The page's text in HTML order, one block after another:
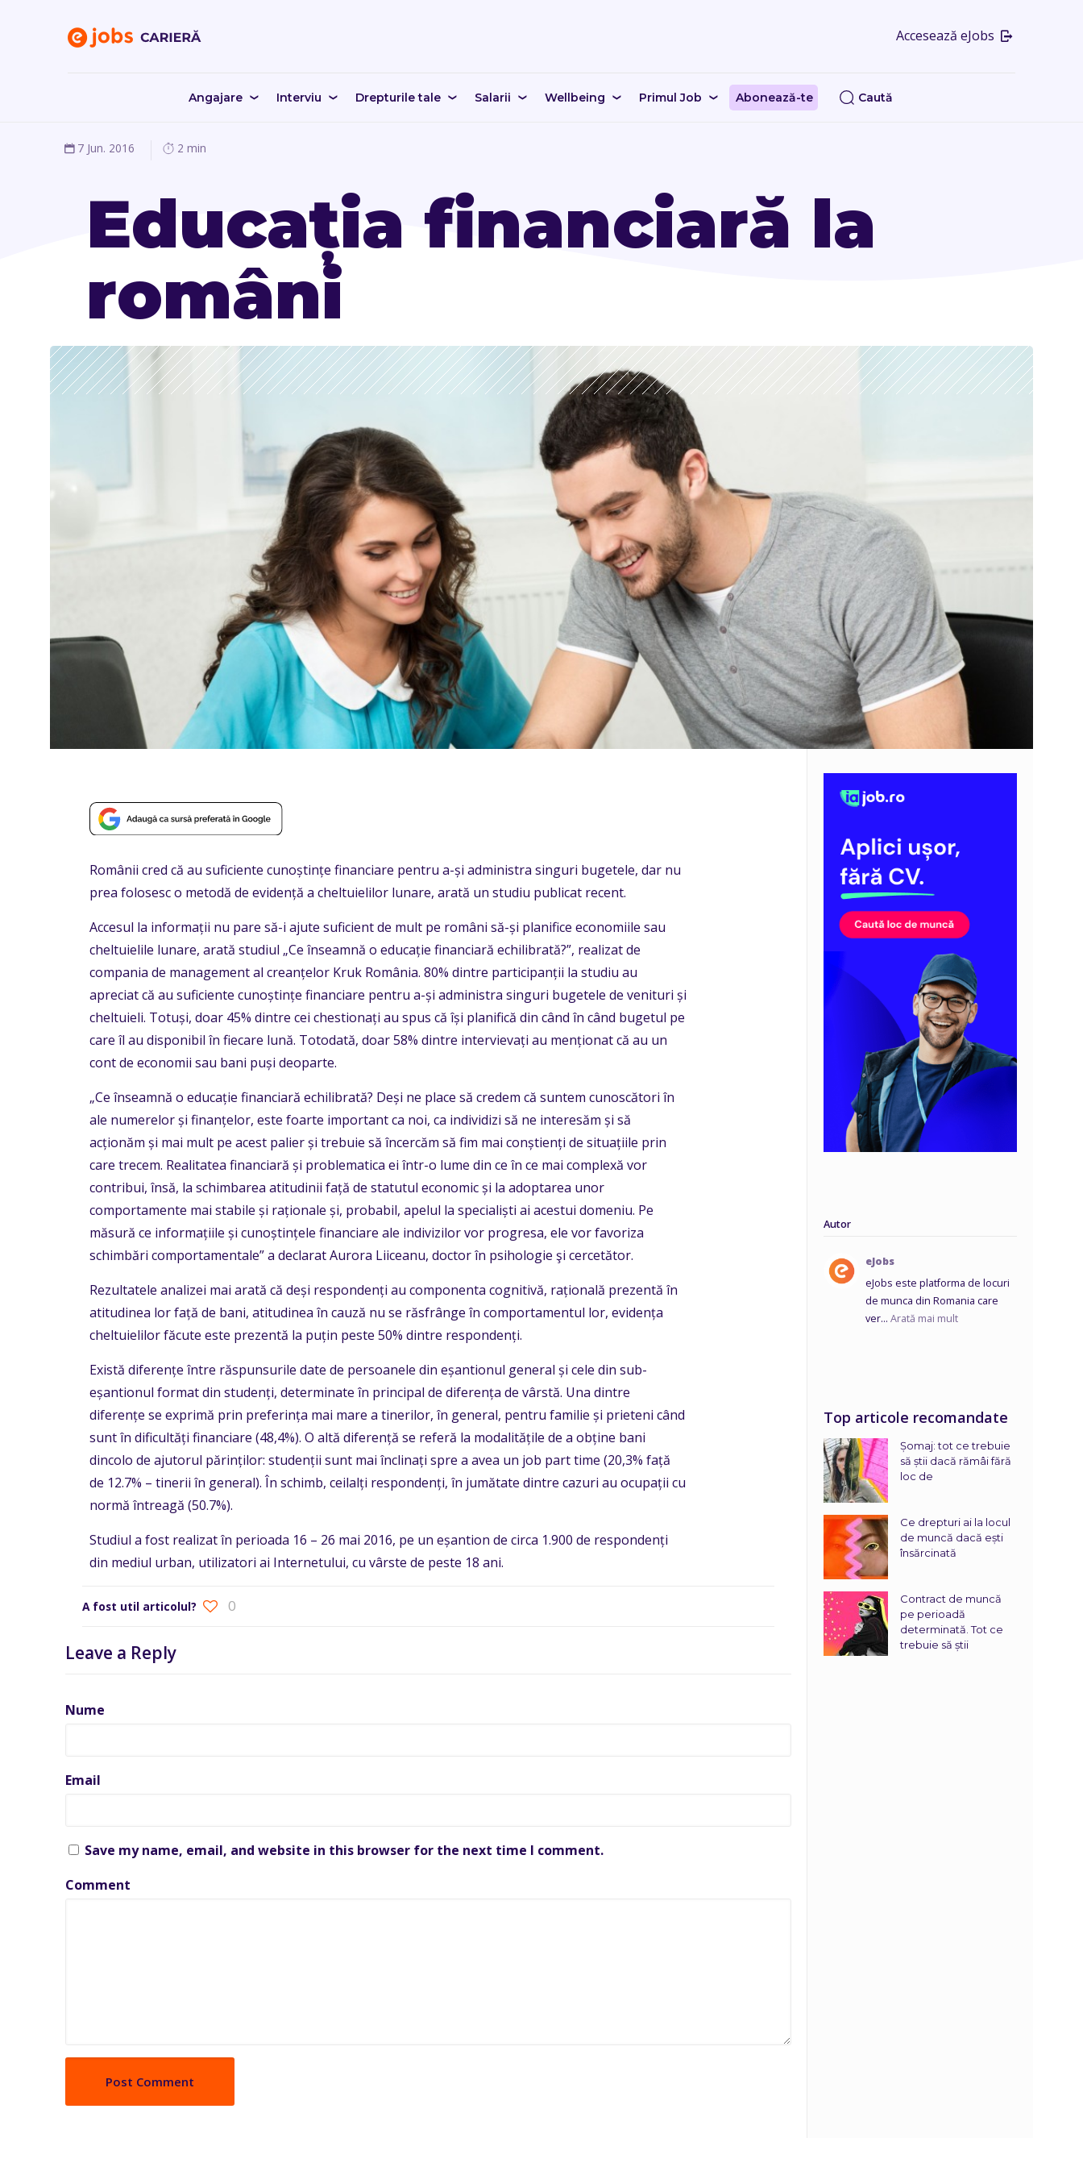
Accesează eJobs
Angajare Interviu Drepturile tale Salarii Wellbeing Primul Job Abonează-te Caută
7 Jun. 2016 2 min
Educația financiară la
români
Românii cred că au suficiente cunoștințe financiare pentru a-și administra singuri bugetele, dar nu
prea folosesc o metodă de evidență a cheltuielilor lunare, arată un studiu publicat recent.
Accesul la informații nu pare să-i ajute suficient de mult pe români să-și planifice economiile sau
cheltuielile lunare, arată studiul „Ce înseamnă o educație financiară echilibrată?”, realizat de
compania de management al creanțelor Kruk România. 80% dintre participanții la studiu au
apreciat că au suficiente cunoștințe financiare pentru a-și administra singuri bugetele de venituri și
cheltuieli. Totuși, doar 45% dintre cei chestionați au spus că își planifică din când în când bugetul pe
care îl au disponibil în fiecare lună. Totodată, doar 58% dintre intervievați au menționat că au un
cont de economii sau bani puși deoparte.
„Ce înseamnă o educație financiară echilibrată? Deși ne place să credem că suntem cunoscători în
ale numerelor și finanțelor, este foarte important ca noi, ca individizi să ne interesăm și să
acționăm și mai mult pe acest palier și trebuie să încercăm să fim mai conștienți de situațiile prin
care trecem. Realitatea financiară și problematica ei într-o lume din ce în ce mai complexă vor
contribui, însă, la schimbarea atitudinii față de statutul economic și la adoptarea unor
comportamente mai stabile și raționale și, probabil, apelul la specialiști ai acestui domeniu. Pe
măsură ce informațiile și cunoștințele financiare ale indivizilor vor progresa, ele vor favoriza
schimbări comportamentale” a declarat Aurora Liiceanu, doctor în psihologie şi cercetător.
Rezultatele analizei mai arată că deși respondenți au componenta cognitivă, rațională prezentă în
atitudinea lor față de bani, atitudinea în cauză nu se răsfrânge în comportamentul lor, evidența
cheltuielilor făcute este prezentă la puțin peste 50% dintre respondenți.
Există diferențe între răspunsurile date de persoanele din eșantionul general și cele din sub-
eșantionul format din studenți, determinate în principal de diferența de vârstă. Una dintre
diferențe se exprimă prin preferința mai mare a tinerilor, în general, pentru familie și prieteni când
sunt în dificultăți financiare (48,4%). O altă diferență se referă la modalitățile de a obține bani
dincolo de ajutorul părinților: studenții sunt mai înclinați spre a avea un job part time (20,3% față
de 12.7% – tinerii în general). În schimb, ceilalți respondenți, în jumătate dintre cazuri au ocupații cu
normă întreagă (50.7%).
Studiul a fost realizat în perioada 16 – 26 mai 2016, pe un eșantion de circa 1.900 de respondenți
din mediul urban, utilizatori ai Internetului, cu vârste de peste 18 ani.
A fost util articolul? 0
Leave a Reply
Nume
Email
Save my name, email, and website in this browser for the next time I comment.
Comment
Autor
eJobs
eJobs este platforma de locuri
de munca din Romania care
ver...Arată mai mult
Top articole recomandate
Șomaj: tot ce trebuie
să știi dacă rămâi fără
loc de
Ce drepturi ai la locul
de muncă dacă ești
însărcinată
Contract de muncă
pe perioadă
determinată. Tot ce
trebuie să știi